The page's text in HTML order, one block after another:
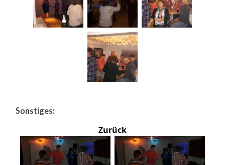
Sonstiges:
Zurück